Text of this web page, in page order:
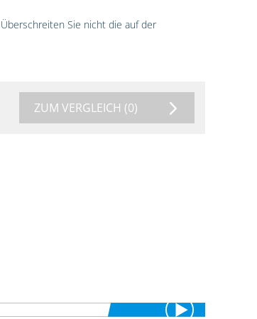
Sie nicht die auf der
ZUM VERGLEICH (0)